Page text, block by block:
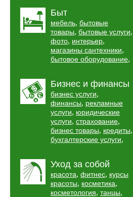
Быт
мебель, бытовые
товары, бытовые услуги,
фото, интерьер,
магазины сантехники,
бытовое оборудование,
Бизнес и финансы
бизнес услуги,
финансы, рекламные
услуги, юридические
услуги, страхование,
бизнес товары, кредиты,
бухгалтерские услуги,
Уход за собой
красота, фитнес, курсы
красоты, косметика,
косметология, танцы,